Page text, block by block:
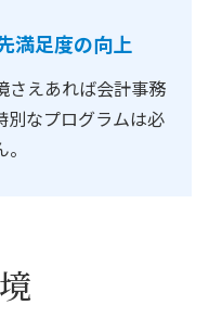
満足度の向上
さえあれば会計事務
別なプログラムは必